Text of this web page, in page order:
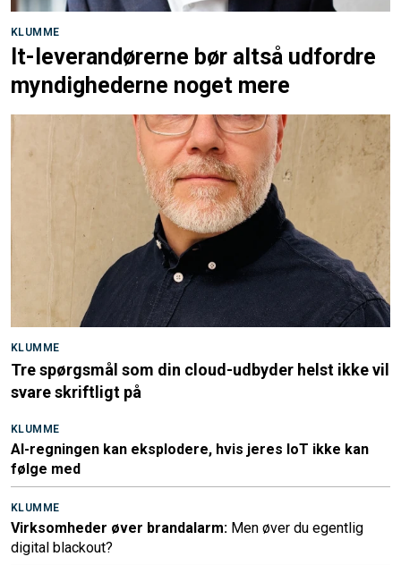
KLUMME
It-leverandørerne bør altså udfordre
myndighederne noget mere
KLUMME
Tre spørgsmål som din cloud-udbyder helst ikke vil
svare skriftligt på
KLUMME
AI-regningen kan eksplodere, hvis jeres IoT ikke kan
følge med
KLUMME
Virksomheder øver brandalarm: Men øver du egentlig
digital blackout?